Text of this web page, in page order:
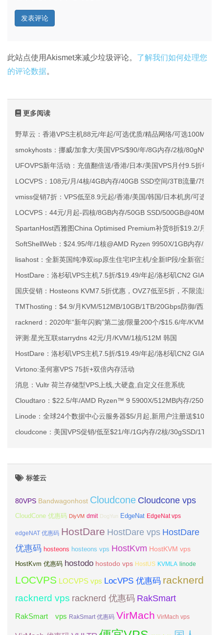
此站点使用Akismet来减少垃圾评论。 了解我们如何处理您
的评论数据。
更多阅读
野草云：香港VPS主机88元/年起/可选优质/精品网络/可选100M不
smokyhosts：挪威/加拿大/美国VPS/$90/年/8G内存/2核/
UFOVPS新年活动：充值翻倍送/香港/日本/美国VPS月付9.5折年
LOCVPS：108元/月/4核/4GB内存/40GB SSD空间/3TB流量/
vmiss促销7折：VPS低至8.9元起/香港/美国/韩国/日本机房/可选
LOCVPS：44元/月起-四核/8GB内存/50GB SSD/
SpartanHost西雅图China Optimised Premium补货8折$19.2/月起
SoftShellWeb：$24.95/年/1核@AMD Ryzen 9950X/1GB内存/
lisahost：全新英国纯净双isp原生住宅IP主机/全新IP段/全新宿主机
HostDare：洛杉矶VPS主机7.5折/$19.49/年起/洛杉矶CN2 GIA/日
国庆促销：Hosteons KVM7.5折优惠，OVZ7低至5折，不限流量美
TMThosting：$4.9/月KVM/512MB/10GB/1TB/20Gbps防御/西雅图
racknerd：2020年“新年闪购”第二波/限量200个/$15.6/年/KVM/
评测:星光互联starrydns 42元/月/KVM/1核/512M 韩国
HostDare：洛杉矶VPS主机7.5折/$19.49/年起/洛杉矶CN2 GIA/日
Virtono:圣何塞VPS 75折+双倍内存活动
消息：Vultr 荷兰存储型VPS上线,大硬盘,自定义任意系统
Cloudtaro：$22.5/年/AMD Ryzen™ 9 5900X/512MB内存/250GB
Linode：全球24个数据中心云服务器$5/月起,新用户注册送$100
cloudcone：美国VPS促销/低至$21/年/1G内存/2核/30gSSD/1T流
标签云
80VPS Bandwagonhost Cloudcone Cloudcone vps
CloudCone 优惠码 DiyVM dmit DogYun EdgeNat EdgeNat vps
edgeNAT 优惠码 HostDare HostDare vps HostDare
优惠码 hosteons hosteons vps HostKvm HostKVM vps
HostKvm 优惠码 hostodo hostodo vps HostUS KVMLA linode
LOCVPS LOCVPS vps LocVPS 优惠码 racknerd
racknerd vps racknerd 优惠码 RakSmart
RakSmart vps RakSmart 优惠码 VirMach VirMach vps